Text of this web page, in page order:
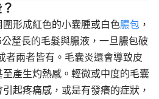
形成紅色的小囊腫或白色膿包 ，
釐長的毛髮與膿液，一旦膿包破
者兩者皆有。毛囊炎還會導致皮
產生灼熱感。輕微或中度的毛囊
起疼痛感，或是有發癢的症狀，